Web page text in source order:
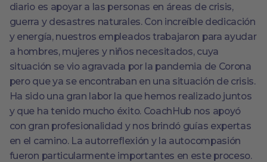
diario es apoyar a las personas en áreas de crisis,
guerra y desastres naturales. Con increíble dedicación
y energía, nuestros empleados trabajaron para ayudar
a hombres, mujeres y niños necesitados, cuya
situación se vio agravada por la pandemia de Corona
pero que ya se encontraban en una situación de crisis.
Ha sido una gran labor la que hemos realizado juntos
y que ha tenido mucho éxito. CoachHub nos apoyó
con gran profesionalidad y nos brindó guías expertas
en el camino. La autorreflexión y la autocompasión
fueron particularmente importantes en este proceso.